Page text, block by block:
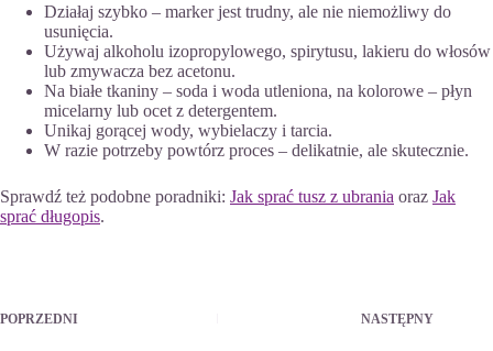
Działaj szybko – marker jest trudny, ale nie niemożliwy do
usunięcia.
Używaj alkoholu izopropylowego, spirytusu, lakieru do włosów
lub zmywacza bez acetonu.
Na białe tkaniny – soda i woda utleniona, na kolorowe – płyn
micelarny lub ocet z detergentem.
Unikaj gorącej wody, wybielaczy i tarcia.
W razie potrzeby powtórz proces – delikatnie, ale skutecznie.
Sprawdź też podobne poradniki: Jak sprać tusz z ubrania oraz Jak
sprać długopis.
POPRZEDNI NASTĘPNY